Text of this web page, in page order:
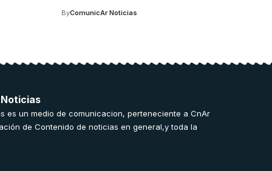
ByComunicAr Noticias
es un medio de comunicacion, perteneciente a CnAr
de Contenido de noticias en general,y toda la